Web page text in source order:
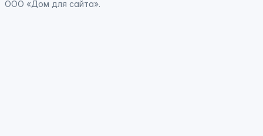
ООО «Дом для сайта».